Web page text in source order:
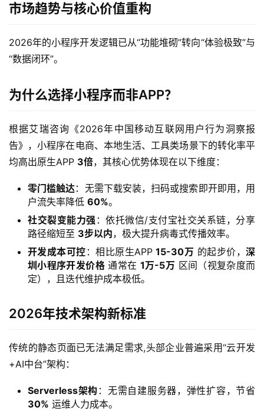
市场趋势与核心价值重构
2026年的小程序开发逻辑已从“功能堆砌”转向“体验极致”与
“数据闭环”。
为什么选择小程序而非APP？
根据艾瑞咨询《2026年中国移动互联网用户行为洞察报
告》，小程序在电商、本地生活、工具类场景下的转化率平
均高出原生APP 3倍，其核心优势体现在以下维度：
零门槛触达：无需下载安装，扫码或搜索即开即用，用
户流失率降低 60%。
社交裂变能力强 ：依托微信/支付宝社交关系链，分享
路径缩短至 3步以内，极大提升病毒式传播效率。
开发成本可控 ：相比原生APP15-30万 的起步价，深
圳小程序开发价格通常在 1万-5万 区间（视复杂度而
定），且迭代维护成本极低。
2026年技术架构新标准
传统的静态页面已无法满足需求,头部企业普遍采用“云开发
+AI中台”架构：
Serverless架构 ：无需自建服务器，弹性扩容，节省
30% 运维人力成本。